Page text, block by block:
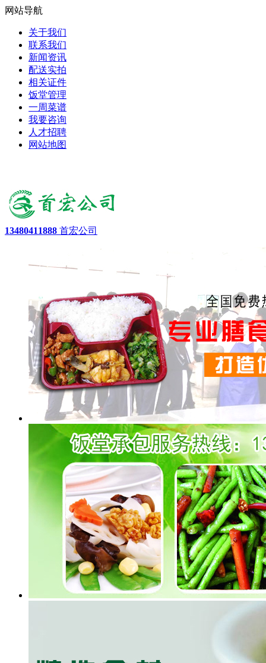
网站导航
关于我们
联系我们
新闻资讯
配送实拍
相关证件
饭堂管理
一周菜谱
我要咨询
人才招聘
网站地图
13480411888 首宏公司